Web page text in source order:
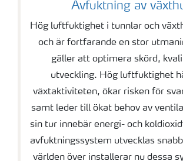
Avfuktning av
Hög luftfuktighet i tunnlar och
och är fortfarande en stor
gäller att optimera skörd,
utveckling. Hög luftfuktighet
växtaktiviteten, ökar risken för
samt leder till ökat behov av
sin tur innebär energi- och
avfuktningssystem utvecklas
världen över installerar nu dessa